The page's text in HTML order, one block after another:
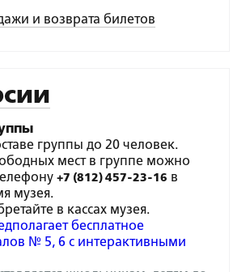
и возврата билетов
группы до 20 человек.
мест в группе можно
+7 (812) 457-23-16 в
музея.
в кассах музея.
бесплатное
№ 5, 6 с интерактивными